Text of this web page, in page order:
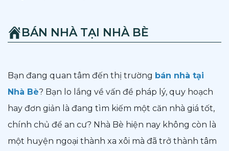
BÁN NHÀ TẠI NHÀ BÈ
Bạn đang quan tâm đến thị trường bán nhà tại
Nhà Bè? Bạn lo lắng về vấn đề pháp lý, quy hoạch
hay đơn giản là đang tìm kiếm một căn nhà giá tốt,
chính chủ để an cư? Nhà Bè hiện nay không còn là
một huyện ngoại thành xa xôi mà đã trở thành tâm